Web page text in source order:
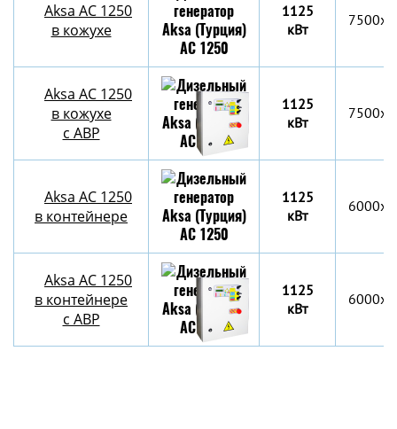
Aksa AC 1250
в кожухе
1125
кВт
Aksa AC 1250
в кожухе
с АВР
1125
кВт
Aksa AC 1250
в контейнере
1125
кВт
Aksa AC 1250
в контейнере
c АВР
1125
кВт